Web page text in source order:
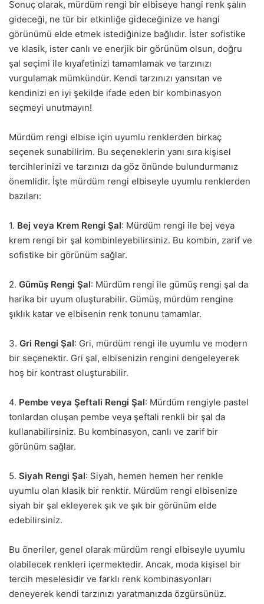
Sonuç olarak, mürdüm rengi bir elbiseye hangi renk şalın
gideceği, ne tür bir etkinliğe gideceğinize ve hangi
görünümü elde etmek istediğinize bağlıdır. İster sofistike
ve klasik, ister canlı ve enerjik bir görünüm olsun, doğru
şal seçimi ile kıyafetinizi tamamlamak ve tarzınızı
vurgulamak mümkündür. Kendi tarzınızı yansıtan ve
kendinizi en iyi şekilde ifade eden bir kombinasyon
seçmeyi unutmayın!
Mürdüm rengi elbise için uyumlu renklerden birkaç
seçenek sunabilirim. Bu seçeneklerin yanı sıra kişisel
tercihlerinizi ve tarzınızı da göz önünde bulundurmanız
önemlidir. İşte mürdüm rengi elbiseyle uyumlu renklerden
bazıları:
1. Bej veya Krem Rengi Şal: Mürdüm rengi ile bej veya
krem rengi bir şal kombinleyebilirsiniz. Bu kombin, zarif ve
sofistike bir görünüm sağlar.
2. Gümüş Rengi Şal: Mürdüm rengi ile gümüş rengi şal da
harika bir uyum oluşturabilir. Gümüş, mürdüm rengine
şıklık katar ve elbisenin renk tonunu tamamlar.
3. Gri Rengi Şal: Gri, mürdüm rengi ile uyumlu ve modern
bir seçenektir. Gri şal, elbisenizin rengini dengeleyerek
hoş bir kontrast oluşturabilir.
4. Pembe veya Şeftali Rengi Şal: Mürdüm rengiyle pastel
tonlardan oluşan pembe veya şeftali renkli bir şal da
kullanabilirsiniz. Bu kombinasyon, canlı ve zarif bir
görünüm sağlar.
5. Siyah Rengi Şal: Siyah, hemen hemen her renkle
uyumlu olan klasik bir renktir. Mürdüm rengi elbisenize
siyah bir şal ekleyerek şık ve şık bir görünüm elde
edebilirsiniz.
Bu öneriler, genel olarak mürdüm rengi elbiseyle uyumlu
olabilecek renkleri içermektedir. Ancak, moda kişisel bir
tercih meselesidir ve farklı renk kombinasyonları
deneyerek kendi tarzınızı yaratmanızda özgürsünüz.